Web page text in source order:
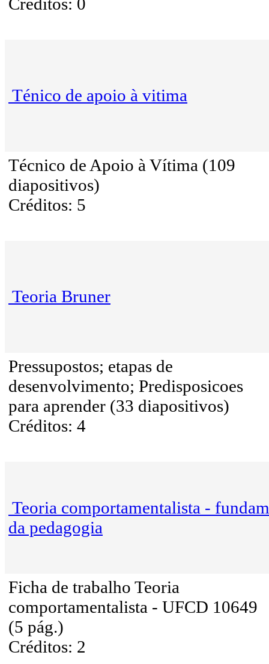
Créditos: 0
Ténico de apoio à vitima
Técnico de Apoio à Vítima (109
diapositivos)
Créditos: 5
Teoria Bruner
Pressupostos; etapas de
desenvolvimento; Predisposicoes
para aprender (33 diapositivos)
Créditos: 4
Teoria comportamentalista -
da pedagogia
Ficha de trabalho Teoria
comportamentalista - UFCD 10649
(5 pág.)
Créditos: 2